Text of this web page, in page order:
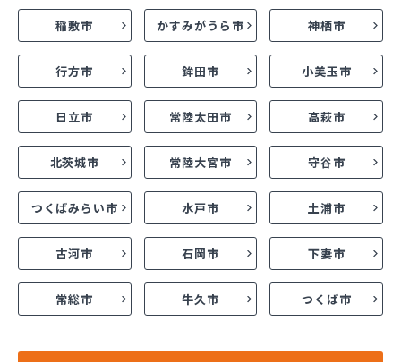
稲敷市 かすみがうら市 神栖市
行方市 鉾田市 小美玉市
日立市 常陸太田市 高萩市
北茨城市 常陸大宮市 守谷市
つくばみらい市 水戸市 土浦市
古河市 石岡市 下妻市
常総市 牛久市 つくば市